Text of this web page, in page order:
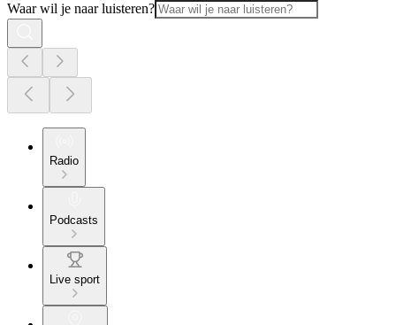
Waar wil je naar luisteren?
Radio
Podcasts
Live sport